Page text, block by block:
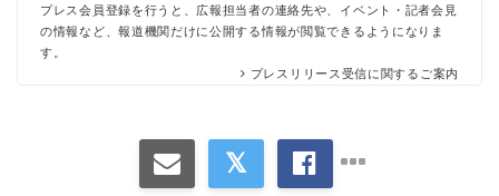
プレス会員登録を行うと、広報担当者の連絡先や、イベント・記者会見
の情報など、報道機関だけに公開する情報が閲覧できるようになりま
す。
プレスリリース受信に関するご案内